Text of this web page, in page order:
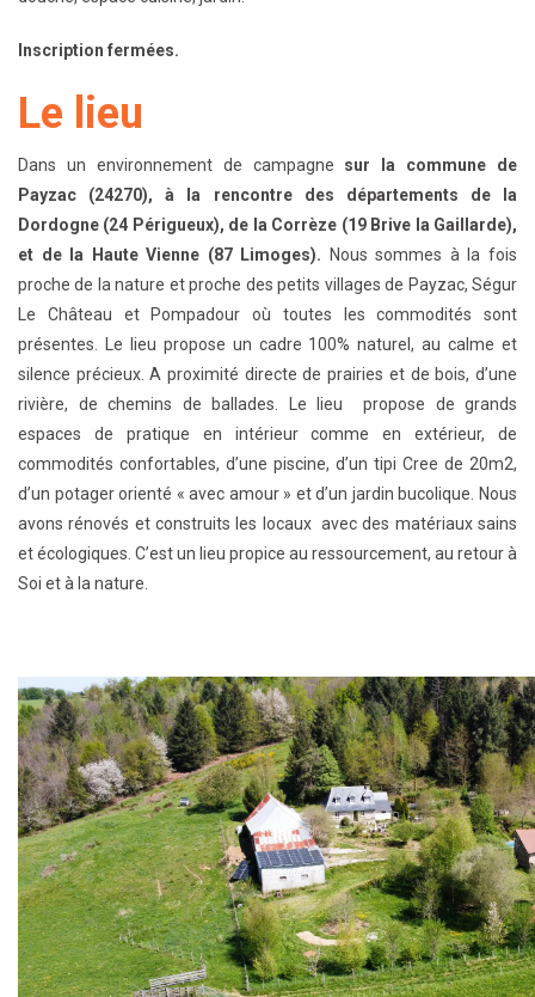
Inscription fermées.
Le lieu
Dans un environnement de campagne sur la commune de
Payzac (24270), à la rencontre des départements de la
Dordogne (24 Périgueux), de la Corrèze (19 Brive la Gaillarde),
et de la Haute Vienne (87 Limoges).
Nous sommes à la fois
proche de la nature et proche des petits villages de Payzac, Ségur
Le Château et Pompadour où toutes les commodités sont
présentes. Le lieu propose un cadre 100% naturel, au calme et
silence précieux. A proximité directe de prairies et de bois, d’une
rivière, de chemins de ballades. Le lieu propose de grands
espaces de pratique en intérieur comme en extérieur, de
commodités confortables, d’une piscine, d’un tipi Cree de 20m2,
d’un potager orienté « avec amour » et d’un jardin bucolique. Nous
avons rénovés et construits les locaux avec des matériaux sains
et écologiques. C’est un lieu propice au ressourcement, au retour à
Soi et à la nature.